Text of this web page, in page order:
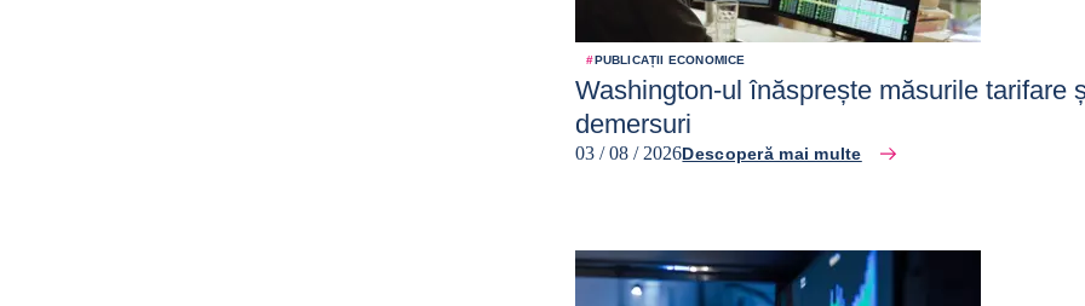
#PUBLICAȚII ECONOMICE
Washington-ul înăsprește măsurile tarifare
demersuri
03 / 08 / 2026Descoperă mai multe